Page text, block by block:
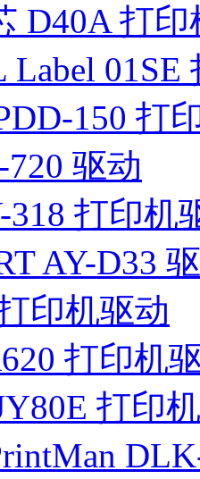
D40A 打印
Label 01SE
150 打
驱动
318 打印机
AY-D33
印机驱动
打印机
打印